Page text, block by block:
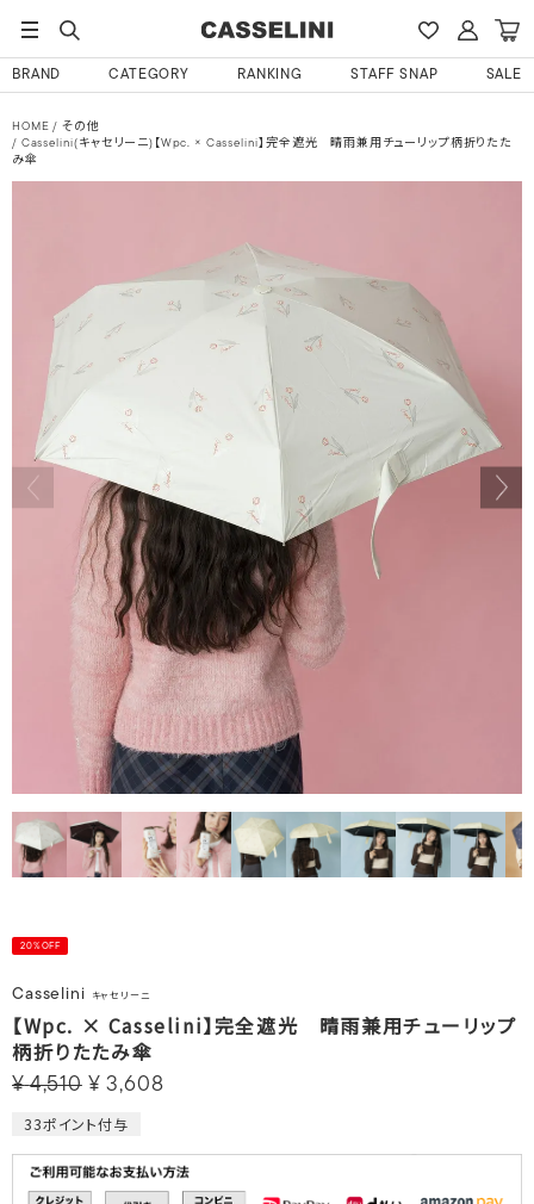
BRAND CATEGORY RANKING STAFF SNAP SALE
HOME
その他
Casselini(キャセリーニ)【Wpc. × Casselini】完全遮光 晴雨兼用チューリップ柄折りたた
み傘
20%OFF
Casselini キャセリーニ
【Wpc. × Casselini】完全遮光 晴雨兼用チューリップ
柄折りたたみ傘
¥ 4,510 ¥ 3,608
33ポイント付与